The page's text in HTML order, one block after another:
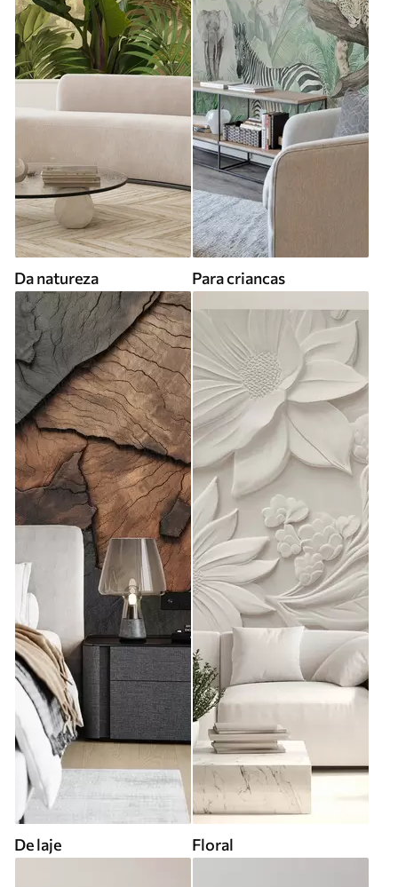
Da natureza Para criancas
De laje Floral